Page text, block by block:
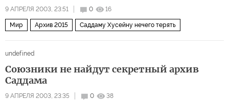
9 АПРЕЛЯ 2003, 23:51 0 16
Мир Архив 2015 Саддаму Хусейну нечего терять
undefined
Союзники не найдут секретный архив
Саддама
9 АПРЕЛЯ 2003, 23:35 0 38